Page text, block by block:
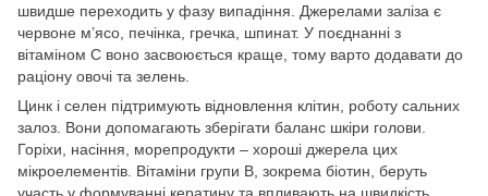
швидше переходить у фазу випадіння. Джерелами заліза є
червоне м’ясо, печінка, гречка, шпинат. У поєднанні з
вітаміном C воно засвоюється краще, тому варто додавати до
раціону овочі та зелень.
Цинк і селен підтримують відновлення клітин, роботу сальних
залоз. Вони допомагають зберігати баланс шкіри голови.
Горіхи, насіння, морепродукти – хороші джерела цих
мікроелементів. Вітаміни групи B, зокрема біотин, беруть
участь у формуванні кератину та впливають на швидкість